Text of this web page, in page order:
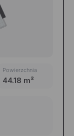
Powierzchnia
44.18 m²